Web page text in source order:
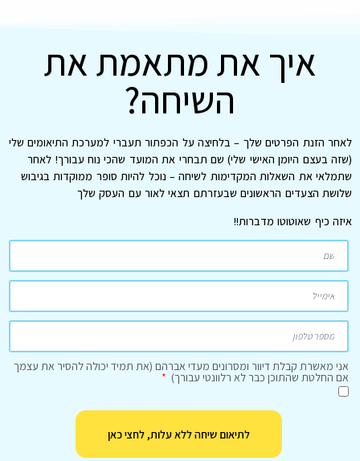
איך את מתאמת את
השיחה?
לאחר הזנת הפרטים שלך – בלחיצה על הכפתור תעברי למערכת התיאומים שלי
(שזה בעצם היומן האישי שלי) שם תבחרי את המועד שהכי נוח עבורך! לאחר
שתמלאי את השאלות המקדימות לשיחה – נוכל להיות סופר ממוקדות בגיבוש
שלושת הצעדים הראשונים שבעזרתם תצאי לאור עם העסק שלך
איזה כיף שאוטוטו מדברות!!
אני מאשרת קבלת דיוור ומסרונים מעדי אברהם (את תמיד יכולה להסיר את עצמך
אם החלטת שהתוכן כבר לא רלוונטי עבורך)
לתיאום שיחה ללא עלות, לחצי כאן